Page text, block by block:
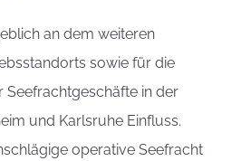
an dem weiteren
sowie für die
Seefrachtgeschäfte in der
und Karlsruhe Einfluss.
operative Seefracht